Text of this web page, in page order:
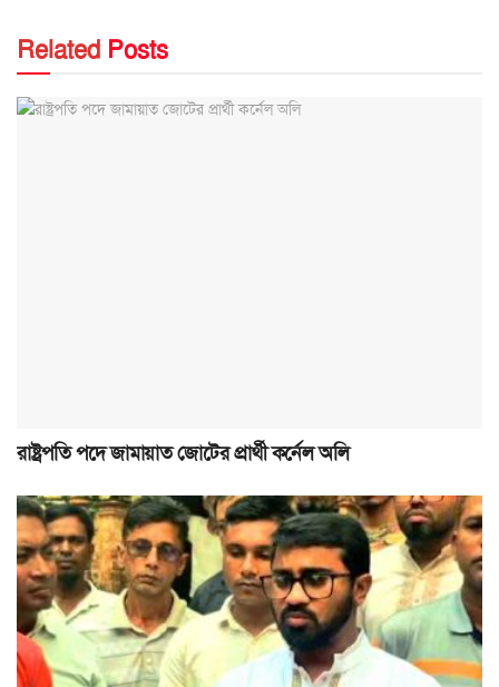
Related Posts
রাষ্ট্রপতি পদে জামায়াত জোটের প্রার্থী কর্নেল অলি